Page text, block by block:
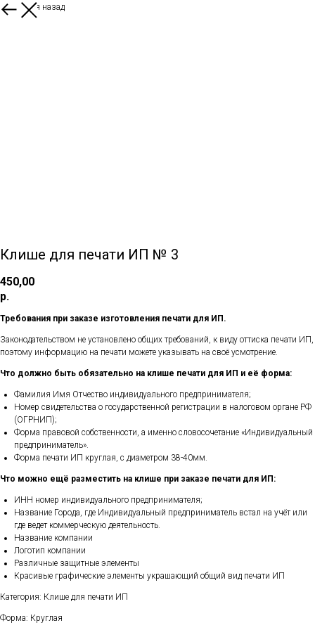
Вернуться назад
Клише для печати ИП № 3
450,00
р.
Требования при заказе изготовления печати для ИП.
Законодательством не установлено общих требований, к виду оттиска печати ИП,
поэтому информацию на печати можете указывать на своё усмотрение.
Что должно быть обязательно на клише печати для ИП и её форма:
Фамилия Имя Отчество индивидуального предпринимателя;
Номер свидетельства о государственной регистрации в налоговом органе РФ
(ОГРНИП);
Форма правовой собственности, а именно словосочетание «Индивидуальный
предприниматель».
Форма печати ИП круглая, с диаметром 38-40мм.
Что можно ещё разместить на клише при заказе печати для ИП:
ИНН номер индивидуального предпринимателя;
Название Города, где Индивидуальный предприниматель встал на учёт или
где ведет коммерческую деятельность.
Название компании
Логотип компании
Различные защитные элементы
Красивые графические элементы украшающий общий вид печати ИП
Категория: Клише для печати ИП
Форма: Круглая